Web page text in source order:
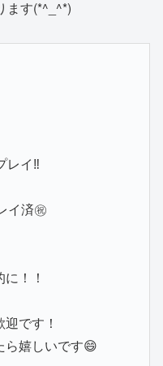
ます(*^_^*)
レイ‼️
イ済㊗️
！！
です！
ら嬉しいです😄